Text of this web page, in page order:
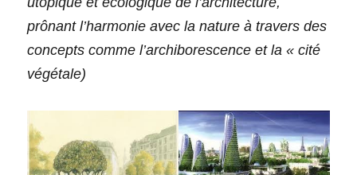
prônant l’harmonie avec la nature à travers des
concepts comme l’archiborescence et la « cité
végétale)